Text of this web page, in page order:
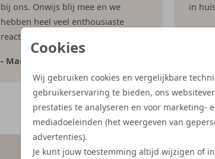
Cookies
Wij gebruiken cookies en vergelijkbare
gebruikerservaring te bieden, ons
prestaties te analyseren en voor marketing-
mediadoeleinden (het weergeven van
advertenties).
Je kunt jouw toestemming altijd wijzigen of
bij ons. Onwijs blij mee en we
hebben heel veel enthousiaste
reacties gekregen op het kaartje!”
- Marloes
in
-